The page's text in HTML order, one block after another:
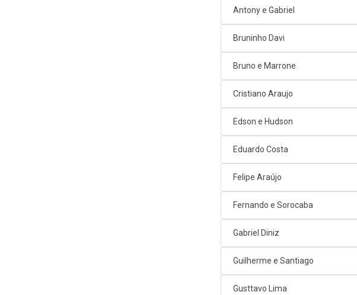
Antony e Gabriel
Bruninho Davi
Bruno e Marrone
Cristiano Araujo
Edson e Hudson
Eduardo Costa
Felipe Araújo
Fernando e Sorocaba
Gabriel Diniz
Guilherme e Santiago
Gusttavo Lima